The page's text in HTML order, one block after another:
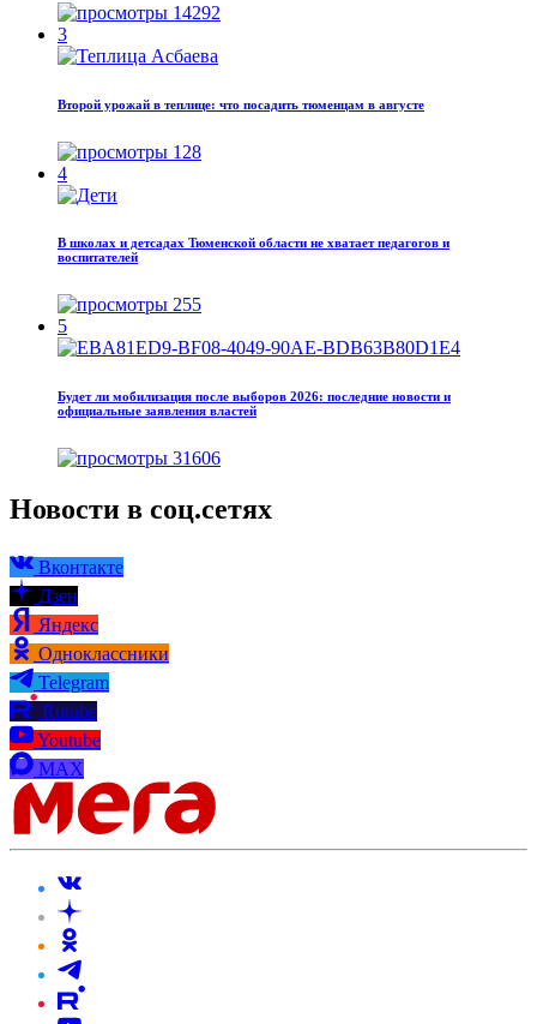
14292
3
Второй урожай в теплице: что посадить тюменцам в августе
128
4
В школах и детсадах Тюменской области не хватает педагогов и
воспитателей
255
5
Будет ли мобилизация после выборов 2026: последние новости и
официальные заявления властей
31606
Новости в соц.сетях
Вконтакте
Дзен
Яндекс
Одноклассники
Telegram
Rutube
Youtube
MAX